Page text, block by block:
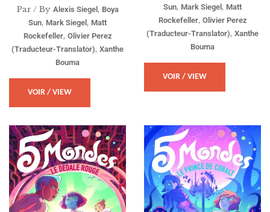
Par / By Alexis Siegel, Boya
Sun, Mark Siegel , Matt
Rockefeller, Olivier Perez
(traducteur-Translator), Xanthe
Bouma
VOIR / VIEW
Sun, Mark Siegel , Matt
Rockefeller, Olivier Perez
(traducteur-Translator), Xanthe
Bouma
VOIR / VIEW